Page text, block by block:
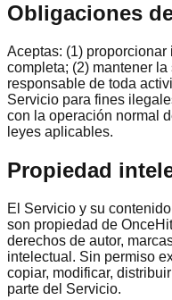
Obligaciones
Aceptas: (1)
completa; (2) mantener
responsable de toda
Servicio para fines
con la operación normal
leyes aplicables.
Propiedad
El Servicio y su
son propiedad de
derechos de autor,
intelectual. Sin permiso
copiar, modificar,
parte del Servicio.